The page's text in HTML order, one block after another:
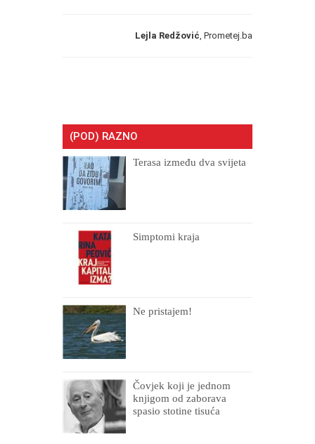
Lejla Redžović, Prometej.ba
(POD) RAZNO
Terasa između dva svijeta
Simptomi kraja
Ne pristajem!
Čovjek koji je jednom
knjigom od zaborava
spasio stotine tisuća